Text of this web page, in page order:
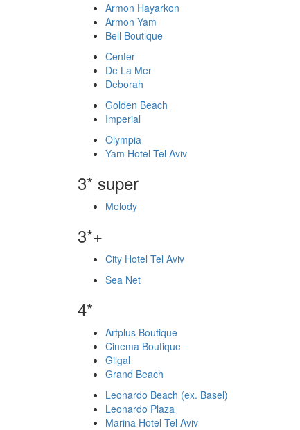
Armon Hayarkon
Armon Yam
Bell Boutique
Center
De La Mer
Deborah
Golden Beach
Imperial
Olympia
Yam Hotel Tel Aviv
3* super
Melody
3*+
City Hotel Tel Aviv
Sea Net
4*
Artplus Boutique
Cinema Boutique
Gilgal
Grand Beach
Leonardo Beach (ex. Basel)
Leonardo Plaza
Marina Hotel Tel Aviv